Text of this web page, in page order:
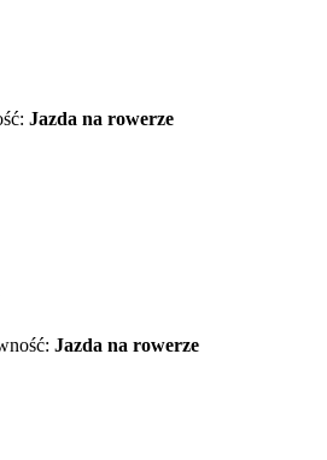
Jazda na rowerze
Jazda na rowerze